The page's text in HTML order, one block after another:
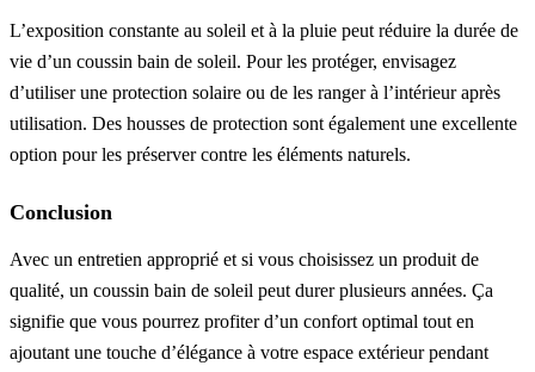
L’exposition constante au soleil et à la pluie peut réduire la durée de
vie d’un coussin bain de soleil. Pour les protéger, envisagez
d’utiliser une protection solaire ou de les ranger à l’intérieur après
utilisation. Des housses de protection sont également une excellente
option pour les préserver contre les éléments naturels.
Conclusion
Avec un entretien approprié et si vous choisissez un produit de
qualité, un coussin bain de soleil peut durer plusieurs années. Ça
signifie que vous pourrez profiter d’un confort optimal tout en
ajoutant une touche d’élégance à votre espace extérieur pendant